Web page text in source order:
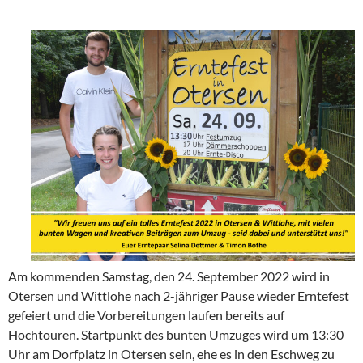
Am kommenden Samstag, den 24. September 2022 wird in
Otersen und Wittlohe nach 2-jähriger Pause wieder Erntefest
gefeiert und die Vorbereitungen laufen bereits auf
Hochtouren. Startpunkt des bunten Umzuges wird um 13:30
Uhr am Dorfplatz in Otersen sein, ehe es in den Eschweg zu